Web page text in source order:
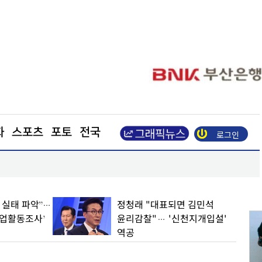
스포츠 포토 전국 로그인
태 파악”…
활동조사’
정청래 "대표되면 김민석
윤리감찰"… '신천지개입설'
역공